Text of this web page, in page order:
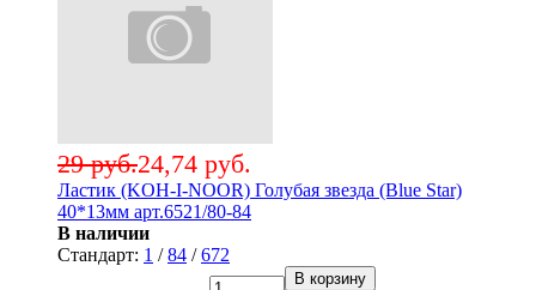
24,74 руб.
29 руб.
Ластик (KOH-I-NOOR) Голубая звезда (Blue Star)
40*13мм арт.6521/80-84
В наличии
Стандарт: 1 /84 /672
В корзину